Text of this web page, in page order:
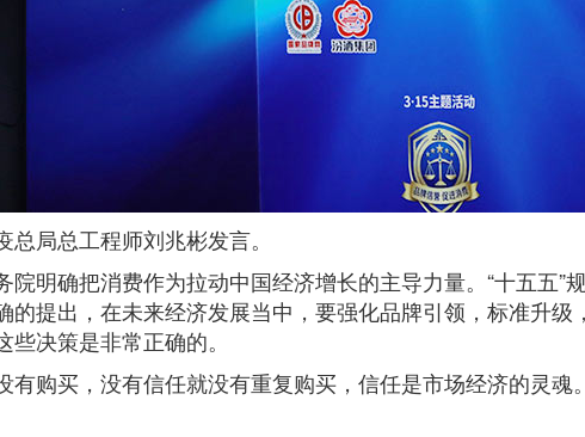
局总工程师刘兆彬发言。
院明确把消费作为拉动中国经济增长的主导力量。“十五五
的提出，在未来经济发展当中，要强化品牌引领，标准升
决策是非常正确的。
有购买，没有信任就没有重复购买，信任是市场经济的灵